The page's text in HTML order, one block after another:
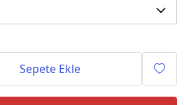
Sepete Ekle